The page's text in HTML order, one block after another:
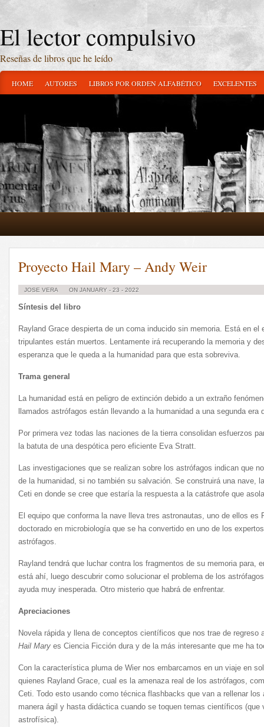
El lector compulsivo
Reseñas de libros que he leído
HOME AUTORES LIBROS POR ORDEN ALFABÉTICO EXCELENTES
Proyecto Hail Mary – Andy Weir
JOSE VERA ON JANUARY - 23 - 2022
Síntesis del libro
Rayland Grace despierta de un coma inducido sin memoria. Está en el
tripulantes están muertos. Lentamente irá recuperando la memoria y
esperanza que le queda a la humanidad para que esta sobreviva.
Trama general
La humanidad está en peligro de extinción debido a un extraño
llamados astrófagos están llevando a la humanidad a una segunda era
Por primera vez todas las naciones de la tierra consolidan esfuerzos
la batuta de una despótica pero eficiente Eva Stratt.
Las investigaciones que se realizan sobre los astrófagos indican que
de la humanidad, si no también su salvación. Se construirá una nave,
Ceti en donde se cree que estaría la respuesta a la catástrofe que
El equipo que conforma la nave lleva tres astronautas, uno de ellos es
doctorado en microbiología que se ha convertido en uno de los
astrófagos.
Rayland tendrá que luchar contra los fragmentos de su memoria para,
está ahí, luego descubrir como solucionar el problema de los
ayuda muy inesperada. Otro misterio que habrá de enfrentar.
Apreciaciones
Novela rápida y llena de conceptos científicos que nos trae de regreso
Hail Mary es Ciencia Ficción dura y de la más interesante que me ha
Con la característica pluma de Wier nos embarcamos en un viaje en
quienes Rayland Grace, cual es la amenaza real de los astrófagos,
Ceti. Todo esto usando como técnica flashbacks que van a rellenar los
manera ágil y hasta didáctica cuando se toquen temas científicos (que
astrofísica).